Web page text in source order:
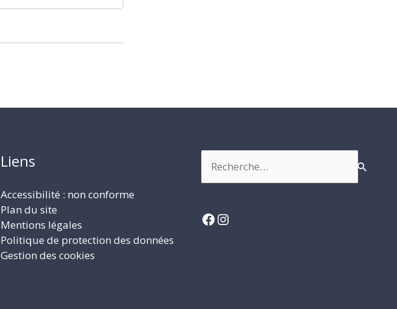
Liens
Accessibilité : non conforme
Plan du site
Mentions légales
Politique de protection des données
Gestion des cookies
Facebook
Instagram